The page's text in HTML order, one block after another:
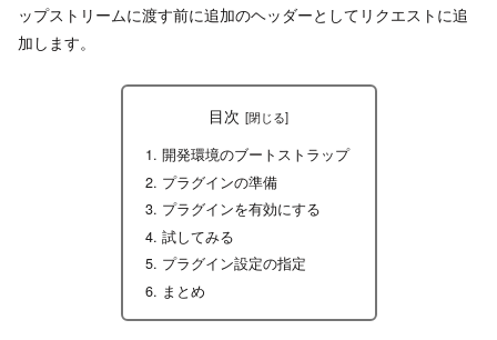
ップストリームに渡す前に追加のヘッダーとしてリクエストに追
加します。
目次
開発環境のブートストラップ
プラグインの準備
プラグインを有効にする
試してみる
プラグイン設定の指定
まとめ